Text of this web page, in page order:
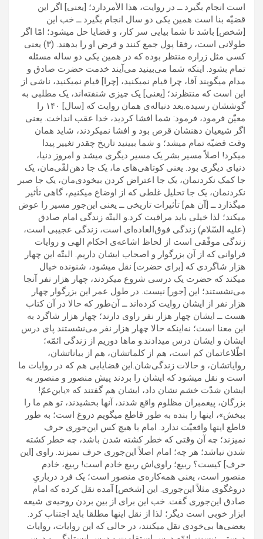
است انجام بگیرد ــ در روایت، هذا الأمردارد؛ [یعنی] اگر این
قضیّه بنا است همین یکی دو سال انجام بگیرد ــ خب این
[شخص] باشد تا شما بیایی سر کار، و قضایا حل میشود؛ امّا اگر
طولانی است، رفقا پول جمع کنند و قرض او را بدهند. (۳) یعنی
کسی مثل زراره منتظر بوده که در همین یکی دو ساله مسئله
تمام بشود. اینکه شما می‌بینید می‌آیند خدمت حضرت صادق و
مدام میگویند آقا، چرا قیام نمیکنید، [چرا] قیام نمیکنید، ناشی از
این است که منتظرند؛ [یعنی] یک چیزی شنفته‌اند، یک مطلبی به
گوششان رسیده.بعد دنباله‌ی همان روایت که [سال] ۱۴۰ را
معیّن فرمود، فرمود: شما افشا کردید، خدا عقب انداخت. یعنی
اگر شیعیان دهنشان قرص بود و افشا نمیکردند، شاید همان
وقت قضیّه تمام میشد؛ و شما ببینید تاریخ چقدر تغییر پیدا
میکرد! اصلاً مسیر بشر یک مسیر دیگری میشد و امروز دنیا،
دنیای دیگری بود. یعنی کوتاهی‌های ما، یک جا دهن‌لقّی‌مان، یک
جا کمک نکردنمان، یک جا اعتراض کردن بیخودی‌مان، یک جا صبر
نکردنمان، یک جا تحلیل غلطی که از اوضاع میکنیم، گاهی تأثیر
میگذارد ــ [آن هم] تأثیرات تاریخی ــ یعنی این‌جور مسیر را عوض
میکند؛ لذا خیلی باید مراقبت کرد.و البتّه زندگی امام صادق
(علیه السّلام) زندگی فوق‌العاده‌ای است، زندگی عجیبی است،
زندگی موفّقی است از لحاظ اشاعه‌ی احکام الهی و روایات
فراوانی که از آن بزرگوار و اصحاب ایشان داریم. البتّه این چهار
هزار شاگردی که [برای حضرت] نقل میشود، شنونده خیال
میکند که حضرت یک درسی شروع میکردند، چهار هزار نفر آنجا
می‌نشستند؛ این [جور] نیست. در طول عمر این بزرگوار چهار
هزار نفر از ایشان روایت کرده‌اند ــ آن‌طور که حالا در آن کتاب
هست ــ ایشان چهار هزار نفر راوی دارند؛ چهار هزار شاگرد به
این معنا است؛ نه‌اینکه حالا چهار هزار نفر می‌نشستند پای درس
ایشان و ایشان درس میدادند.و ماها دوریم از زندگی ائمّه؛
اطّلاعاتمان کم است، هم از کلماتشان، هم از بیاناتشان،
روایاتشان، و حالات زندگی‌شان.این قضایایی هم که در روایات ما
است و نقل میشود که ایشان را بردند پیش منصور و منصور به
ایشان شدّت خشم نشان داد، ایشان هم گفتند که «یابن‌عمّ!
بزرگان، پیغمبران مظلوم واقع شدند، آنها بخشیدند، تو هم ما را
ببخش»، اینها را بنده به طور قاطع میگویم دروغ است؛ به طور
قاطع اینها واقعیّت ندارد. امام با هیچ کس این‌جوری حرف
نمیزند؛ چه آن وقتی که خطر کشته شدن باشد، چه خطر کشته
شدن نباشد؛ هر چه؛ امام اصلاً این‌جوری حرف نمیزند. راوی [این
حرف] کیست؟ ربیع؛ راوی‌اش ربیع خادم است! ربیع، خادم
منصور است، یعنی همه‌کاره‌ی منصور است؛ یک فرد درباریِ
دروغگوی مثلاً این‌جوری. این [شخص] آمده نقل کرده که امام
صادق این‌جوری گفت. خب این برای از بین بردن روحیه‌ی شیعه
ابزار خوبی است دیگر؛ لذا از نقل اینها مطلقا باید اجتناب کرد.
بعضی‌ها بی‌خودی نقل میکنند، در حالی که این روایات، روایات